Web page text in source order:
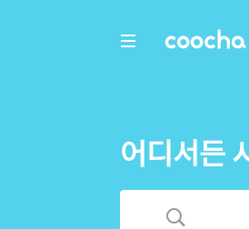
COOCHA
어디서든